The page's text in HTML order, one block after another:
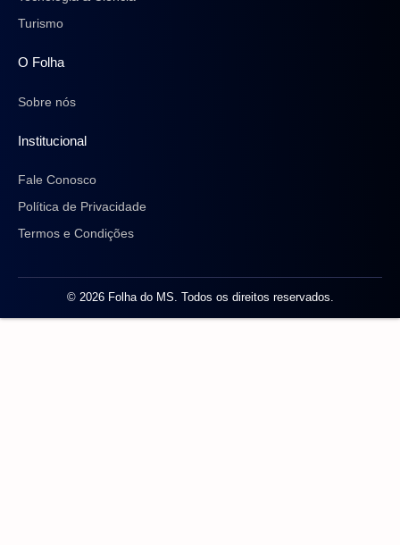
Turismo
O Folha
Sobre nós
Institucional
Fale Conosco
Política de Privacidade
Termos e Condições
© 2026 Folha do MS. Todos os direitos reservados.